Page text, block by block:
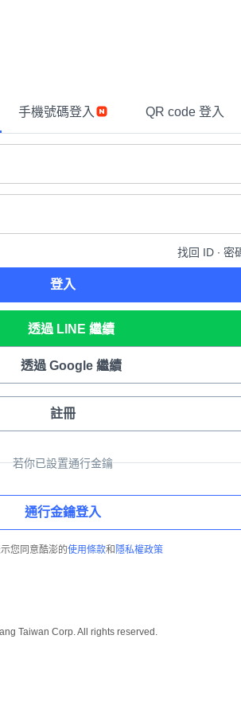
手機號碼登入 QR code 登入
找回 ID ∙ 密
登入
透過 LINE 繼續
透過 Google 繼續
註冊
若你已設置通行金鑰
通行金鑰登入
您同意酷澎的使用條款和 隱私權政策
Taiwan Corp. All rights reserved.